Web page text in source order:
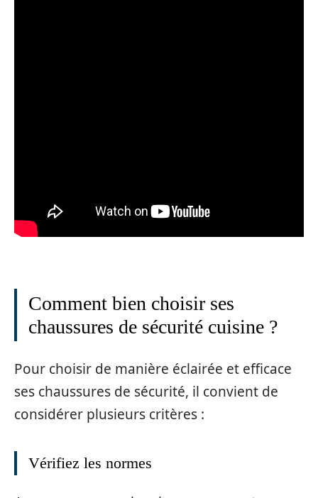
Comment bien choisir ses
chaussures de sécurité cuisine ?
Pour choisir de manière éclairée et efficace
ses chaussures de sécurité, il convient de
considérer plusieurs critères :
Vérifiez les normes